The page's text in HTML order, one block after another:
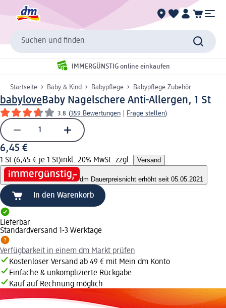
Suchen und finden
IMMERGÜNSTIG online einkaufen
Startseite Baby & Kind Babypflege Babypflege Zubehör
babyloveBaby Nagelschere Anti-Allergen, 1 St
3.8 (359 Bewertungen Frage stellen)
6,45 €
1 St (6,45 € je 1 St)inkl. 20% MwSt. zzgl. Versand
dm Dauerpreisnicht erhöht seit 05.05.2021
In den Warenkorb
Lieferbar
Standardversand 1-3 Werktage
Verfügbarkeit in einem dm Markt prüfen
Kostenloser Versand ab 49 € mit Mein dm Konto
Einfache & unkomplizierte Rückgabe
Kauf auf Rechnung möglich